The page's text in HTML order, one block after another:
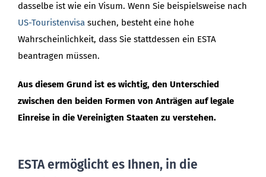
dasselbe ist wie ein Visum. Wenn Sie beispielsweise nach
US-Touristenvisasuchen, besteht eine hohe
Wahrscheinlichkeit, dass Sie stattdessen ein ESTA
beantragen müssen.
Aus diesem Grund ist es wichtig, den Unterschied
zwischen den beiden Formen von Anträgen auf legale
Einreise in die Vereinigten Staaten zu verstehen.
ESTA ermöglicht es Ihnen, in die